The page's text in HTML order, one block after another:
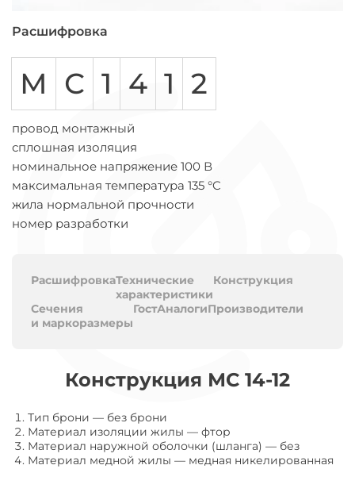
Расшифровка
М С 1 4 1 2
провод монтажный
сплошная изоляция
номинальное напряжение 100 В
максимальная температура 135 °C
жила нормальной прочности
номер разработки
РасшифровкаТехнические
характеристики
Конструкция
Сечения
и маркоразмеры
ГостАналогиПроизводители
Конструкция МС 14-12
Тип брони — без брони
Материал изоляции жилы — фтор
Материал наружной оболочки (шланга) — без
Материал медной жилы — медная никелированная